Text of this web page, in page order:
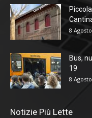
8
Bus,
19
8
Notizie Più Lette